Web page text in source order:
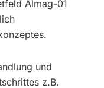
Almag-01
und
z.B.